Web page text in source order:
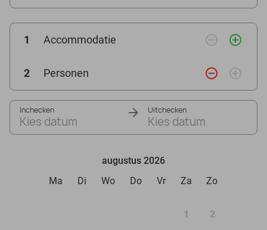
1 Accommodatie remove_circle_outline add_circle_outline
2 Personen remove_circle_outline add_circle_outline
Inchecken
Kies datum
Uitchecken
Kies datum
augustus 2026
Ma
Di Wo Do Vr Za Zo
1 2